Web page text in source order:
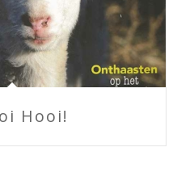
Hooi!